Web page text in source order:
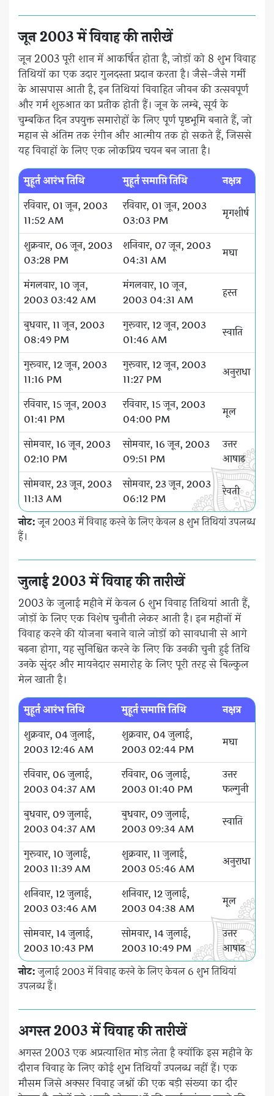
जून 2003 में विवाह की तारीखें
जून 2003 पूरी शान में आकर्षित होता है, जोड़ों को 8 शुभ विवाह
तिथियों का एक उदार गुलदस्ता प्रदान करता है। जैसे-जैसे गर्मी
के आसपास आती है, इन तिथियां विवाहित जीवन की उत्सवपूर्ण
और गर्म शुरुआत का प्रतीक होती हैं। जून के लम्बे, सूर्य के
चुम्बकित दिन उपयुक्त समारोहों के लिए पूर्ण पृष्ठभूमि बनाते हैं, जो
महान से अंतिम तक रंगीन और आत्मीय तक हो सकते हैं, जिससे
यह विवाहों के लिए एक लोकप्रिय चयन बन जाता है।
मुहूर्त आरंभ तिथि मुहूर्त समाप्ति तिथि
नक्षत्र
रविवार, 01 जून, 2003
11:52 AM
रविवार, 01 जून, 2003
03:03 PM
मृगशीर्ष
शुक्रवार, 06 जून, 2003
03:28 PM
शनिवार, 07 जून, 2003
04:31 AM
मघा
मंगलवार, 10 जून,
2003 03:42 AM
मंगलवार, 10 जून,
2003 04:31 AM
हस्त
बुधवार, 11 जून, 2003
08:49 PM
गुरूवार, 12 जून, 2003
01:46 AM
स्वाति
गुरूवार, 12 जून, 2003
11:16 PM
गुरूवार, 12 जून, 2003
11:27 PM
अनुराधा
रविवार, 15 जून, 2003
01:41 PM
रविवार, 15 जून, 2003
04:00 PM
मूल
सोमवार, 16 जून, 2003
02:10 PM
सोमवार, 16 जून, 2003
09:51 PM
उत्तर
आषाढ़
सोमवार, 23 जून, 2003
11:13 AM
सोमवार, 23 जून, 2003
06:12 PM
रेवती
नोट:जून 2003 में विवाह करने के लिए केवल 8 शुभ तिथियां उपलब्ध
हैं।
जुलाई 2003 में विवाह की तारीखें
2003 के जुलाई महीने में केवल 6 शुभ विवाह तिथियां आती हैं,
जोड़ों के लिए एक विशेष चुनौती लेकर आती है। इन महीनों में
विवाह करने की योजना बनाने वाले जोड़ों को सावधानी से आगे
बढ़ना होगा, यह सुनिश्चित करने के लिए कि उनकी चुनी हुई तिथि
उनके सुंदर और मायनेदार समारोह के लिए पूरी तरह से बिल्कुल
मेल खाती है।
मुहूर्त आरंभ तिथि मुहूर्त समाप्ति तिथि
नक्षत्र
शुक्रवार, 04 जुलाई,
2003 12:46 AM
शुक्रवार, 04 जुलाई,
2003 02:44 PM
मघा
रविवार, 06 जुलाई,
2003 04:37 AM
रविवार, 06 जुलाई,
2003 01:40 PM
उत्तर
फल्गुनी
बुधवार, 09 जुलाई,
2003 04:37 AM
बुधवार, 09 जुलाई,
2003 09:34 AM
स्वाति
गुरूवार, 10 जुलाई,
2003 11:39 AM
शुक्रवार, 11 जुलाई,
2003 05:46 AM
अनुराधा
शनिवार, 12 जुलाई,
2003 03:46 AM
शनिवार, 12 जुलाई,
2003 04:38 AM
मूल
सोमवार, 14 जुलाई,
2003 10:43 PM
सोमवार, 14 जुलाई,
2003 10:49 PM
उत्तर
आषाढ़
नोट:जुलाई 2003 में विवाह करने के लिए केवल 6 शुभ तिथियां
उपलब्ध हैं।
अगस्त 2003 में विवाह की तारीखें
अगस्त 2003 एक अप्रत्याशित मोड़ लेता है क्योंकि इस महीने के
दौरान विवाह के लिए कोई शुभ तिथियाँ उपलब्ध नहीं हैं। एक
मौसम जिसे अक्सर विवाह जश्नों की एक बड़ी संख्या का दौर